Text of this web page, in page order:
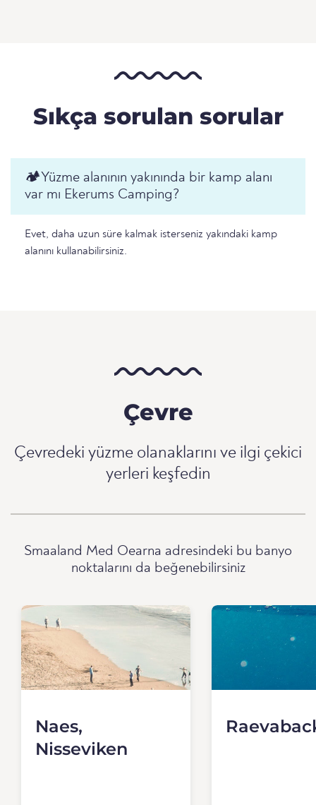
Sıkça sorulan sorular
🏕️️Yüzme alanının yakınında bir kamp alanı
var mı Ekerums Camping?
Evet, daha uzun süre kalmak isterseniz yakındaki kamp
alanını kullanabilirsiniz.
Çevre
Çevredeki yüzme olanaklarını ve ilgi çekici
yerleri keşfedin
Smaaland Med Oearna adresindeki bu banyo
noktalarını da beğenebilirsiniz
Naes,
Nisseviken